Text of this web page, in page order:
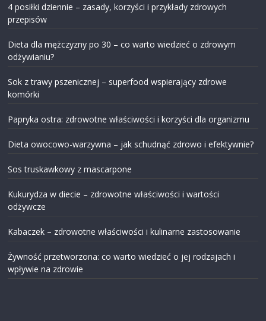
4 posiłki dziennie – zasady, korzyści i przykłady zdrowych
przepisów
Dieta dla mężczyzny po 30 – co warto wiedzieć o zdrowym
odżywianiu?
Sok z trawy pszenicznej – superfood wspierający zdrowe
komórki
Papryka ostra: zdrowotne właściwości i korzyści dla organizmu
Dieta owocowo-warzywna – jak schudnąć zdrowo i efektywnie?
Sos truskawkowy z mascarpone
Kukurydza w diecie – zdrowotne właściwości i wartości
odżywcze
Kabaczek – zdrowotne właściwości i kulinarne zastosowanie
Żywność przetworzona: co warto wiedzieć o jej rodzajach i
wpływie na zdrowie